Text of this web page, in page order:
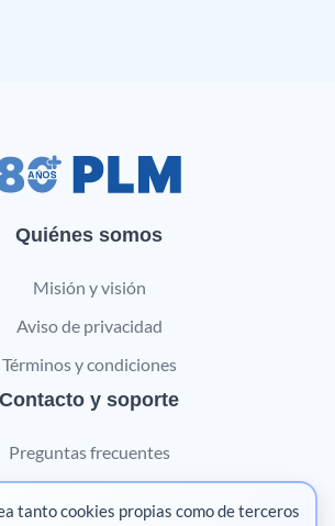
Quiénes somos
Misión y visión
Aviso de privacidad
Términos y condiciones
Contacto y soporte
Preguntas frecuentes
tanto cookies propias como de terceros